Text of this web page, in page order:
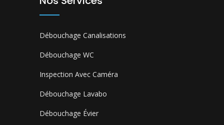
Débouchage Canalisations
Débouchage WC
Inspection Avec Caméra
Débouchage Lavabo
Débouchage Évier